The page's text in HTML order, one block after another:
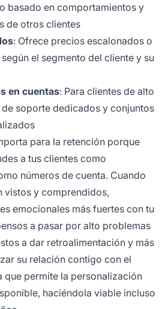
basado en comportamientos y
de otros clientes
: Ofrece precios escalonados o
el segmento del cliente y su
en cuentas: Para clientes de alto
soporte dedicados y conjuntos
para la retención porque
a tus clientes como
números de cuenta. Cuando
vistos y comprendidos,
emocionales más fuertes con tu
a pasar por alto problemas
a dar retroalimentación y más
su relación contigo con el
que permite la personalización
haciéndola viable incluso